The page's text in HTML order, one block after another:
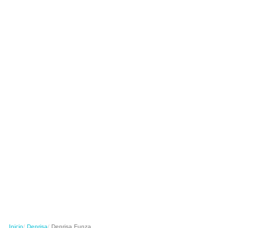
Inicio Deprisa Deprisa Funza